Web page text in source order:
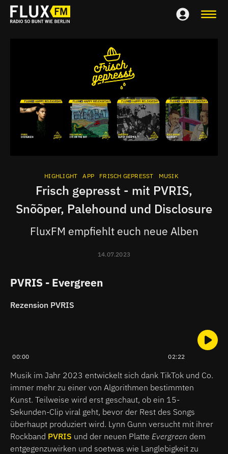
HIGHLIGHT APP FRISCH GEPRESST MUSIK
Frisch gepresst - mit PVRIS,
Snõõper, Palehound und Disclosure
FluxFM empfiehlt euch neue Alben
14.07.2023
PVRIS - Evergreen
Rezension PVRIS
00:00 02:22
Musik im Jahr 2023 entwickelt sich dank TikTok und Co.
immer mehr zu einer von Algorithmen bestimmten
Kunst. Teilweise wird erst geschaut, ob ein 15-
Sekunden-Clip viral geht, bevor der Rest des Songs
überhaupt produziert wird. Lynn Gunn versucht mit ihrer
Rockband PVRIS und der neuen Platte Evergreen dem
entgegenzuwirken und soetwas wie Langlebigkeit zu